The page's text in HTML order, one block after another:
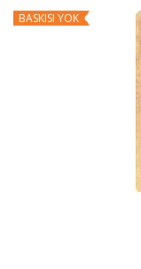
BASKISI YOK